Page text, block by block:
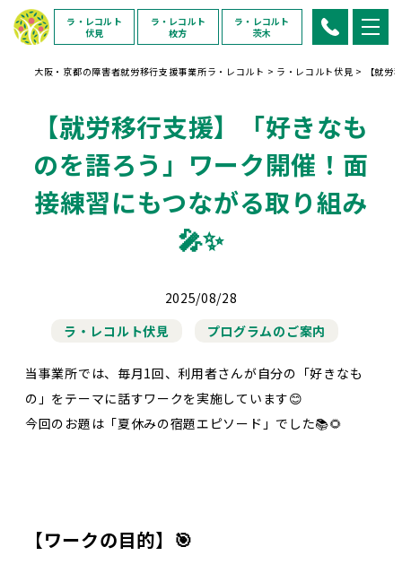
ラ・レコルト
伏見
ラ・レコルト
枚方
ラ・レコルト
茨木
大阪・京都の障害者就労移行支援事業所ラ・レコルト > ラ・レコルト伏見 > 【就
【就労移行支援】「好きなも
のを語ろう」ワーク開催！面
接練習にもつながる取り組み
🎤✨
2025/08/28
ラ・レコルト伏見
プログラムのご案内
当事業所では、毎月1回、利用者さんが自分の「好きなも
の」をテーマに話すワークを実施しています😊
今回のお題は「夏休みの宿題エピソード」でした📚🌻
【ワークの目的】🎯